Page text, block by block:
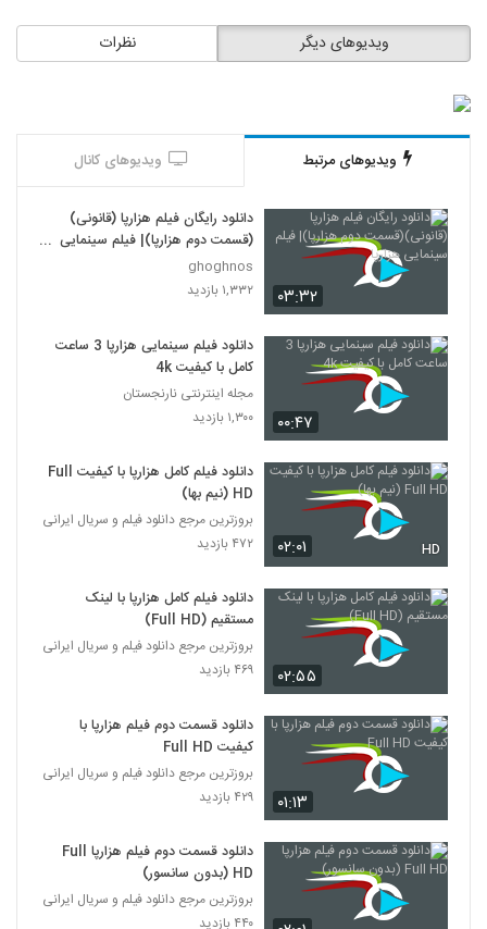
نظرات ویدیوهای دیگر
ویدیوهای مرتبط ویدیوهای کانال
۰۳:۳۲
دانلود رایگان فیلم هزارپا (قانونی)
(قسمت دوم هزارپا)| فیلم سینمایی
هزارپا
ghoghnos
۱,۳۳۲ بازدید
۰۰:۴۷
دانلود فیلم سینمایی هزارپا 3 ساعت
کامل با کیفیت 4k
مجله اینترنتی نارنجستان
۱,۳۰۰ بازدید
۰۲:۰۱ HD
دانلود فیلم کامل هزارپا با کیفیت Full
HD (نیم بها)
بروزترین مرجع دانلود فیلم و سریال ایرانی
۴۷۲ بازدید
۰۲:۵۵
دانلود فیلم کامل هزارپا با لینک
مستقیم (Full HD)
بروزترین مرجع دانلود فیلم و سریال ایرانی
۴۶۹ بازدید
۰۱:۱۳
دانلود قسمت دوم فیلم هزارپا با
کیفیت Full HD
بروزترین مرجع دانلود فیلم و سریال ایرانی
۴۲۹ بازدید
دانلود قسمت دوم فیلم هزارپا Full
HD (بدون سانسور)
بروزترین مرجع دانلود فیلم و سریال ایرانی
۴۴۰ بازدید